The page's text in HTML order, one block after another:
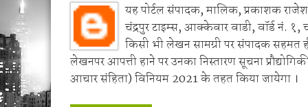
यह पोर्टल संपादक, मालिक, प्रकाशक राजेश
चंद्रपुर टाइम्स, आक्केवार वाडी, वॉर्ड नं. १,
किसी भी लेखन सामग्री पर संपादक सहमत
लेखनपर आपत्ती हाने पर उनका निस्तारण सूचना
आचार संहिता) विनियम 2021 के तहत किया जायेगा ।